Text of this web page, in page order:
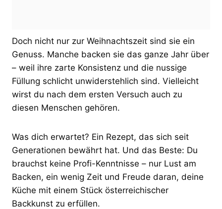
Doch nicht nur zur Weihnachtszeit sind sie ein
Genuss. Manche backen sie das ganze Jahr über
– weil ihre zarte Konsistenz und die nussige
Füllung schlicht unwiderstehlich sind. Vielleicht
wirst du nach dem ersten Versuch auch zu
diesen Menschen gehören.
Was dich erwartet? Ein Rezept, das sich seit
Generationen bewährt hat. Und das Beste: Du
brauchst keine Profi-Kenntnisse – nur Lust am
Backen, ein wenig Zeit und Freude daran, deine
Küche mit einem Stück österreichischer
Backkunst zu erfüllen.